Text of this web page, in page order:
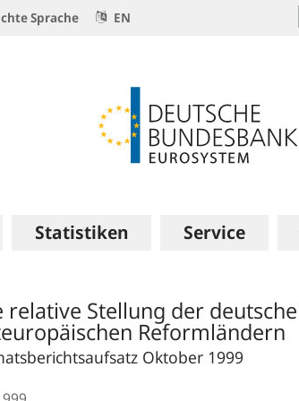
Sprache EN
Statistiken Service
relative Stellung der
Reformländern
Oktober 1999